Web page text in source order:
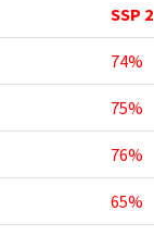
SSP 2
74%
75%
76%
65%